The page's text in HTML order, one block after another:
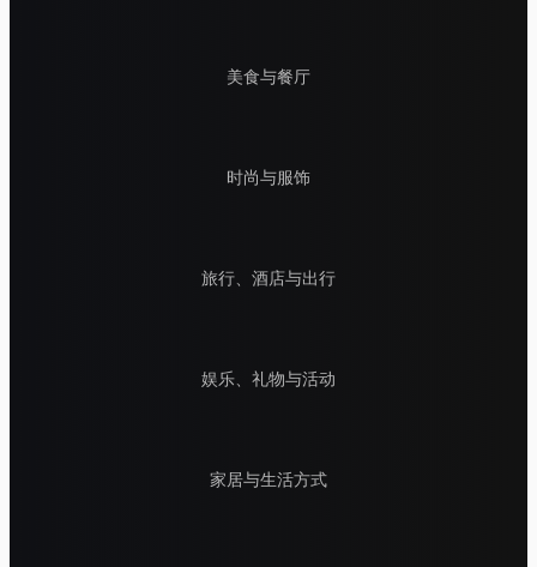
美食与餐厅
时尚与服饰
旅行、酒店与出行
娱乐、礼物与活动
家居与生活方式